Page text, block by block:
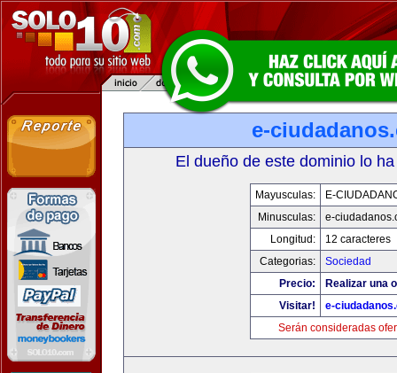
e-
El dueño de este dominio lo
Mayusculas:
E-
Minusculas:
e-
Longitud:
12 caracteres
Categorias:
Sociedad
Precio:
Realizar una
Visitar!
e-
Serán consideradas